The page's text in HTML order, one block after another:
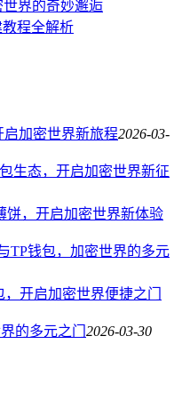
世界的奇妙邂逅
教程全解析
启加密世界新旅程2026-03-
生态，开启加密世界新征
饼，开启加密世界新体验
TP钱包，加密世界的多元
开启加密世界便捷之门
的多元之门 2026-03-30